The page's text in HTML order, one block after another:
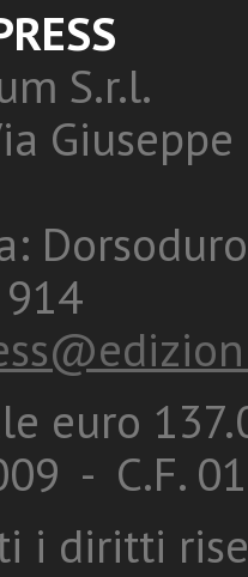
S.r.l.
euro
- C.F.
i diritti